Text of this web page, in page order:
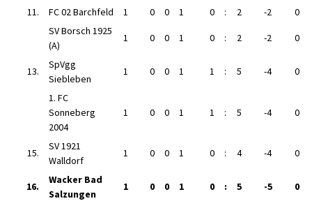
11. FC 02 Barchfeld 1 0 0 1 0 : 2 -2
0
SV Borsch 1925
(A)
1 0 0 1 0 : 2 -2 0
13.
SpVgg
Siebleben
1 0 0 1 1 : 5 -4 0
1. FC
Sonneberg
2004
1 0 0 1 1 : 5 -4 0
15.
SV 1921
Walldorf
1 0 0 1 0 : 4 -4 0
16.
Wacker Bad
Salzungen
1 0 0 1 0 : 5 -5 0